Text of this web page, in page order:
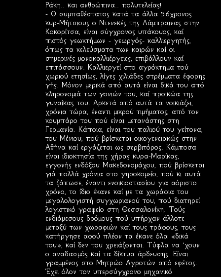
Ράκη.. και ανθρώπινα.. πολυτελείας!
- Ο συμπαθέστατος κατά τα άλλα 56χρονος
κυρ-Μήτσιους ο Ντενεκές της Λάμπραινας στην
Κοκορίτσα, είναι σύγχρονος υπάκουος, καί
πιστός γεωκτήμων - γεωργός- καλλιεργητής,
όπως τα κελεύσματα των καιρών καί οι
σημερινές μονοκαλλιέργειες, επιβάλλουν καί
επιτάσσουν. Καλλιεργεί στο αγρόκτημα τού
χωριού ετησίως, λίγες χιλιάδες στρέμματα έφορης
γής. Μόνον μερικά από αυτά είναι δικά του από
κληρονομιά των γονιών του, καί προικώα της
γυναίκας του. Αρκετά από αυτά τα νοικιάζει,
χρόνια τώρα, έναντι μικρού τιμήματος, από τον
κουμπάρο του πού είναι μετανάστης στη
Γερμανία. Κάποια, είναι του παλιού του γείτονα,
του Μένιου, πού βρίσκεται οικογενειακώς στην
Αθήνα καί εργάζεται ως σερβιτόρος. Κάμποσα
είναι ιδιοκτησία της χήρας κυρα-Μαρίκας,
εγγονής ενδόξου Μακεδονομάχου, πού βρίσκεται
γιά πολλά χρόνια στο γηροκομείο, πού κι αυτά
τα ζάπωσε, έναντι ενοικιοστασίου για αόριστο
χρόνο, το ίδιο έκανε καί με τα χωράφια του
μεγαλολογιστή συγχωριανού του, πού διατηρεί
λογιστικό γραφείο στη Θεσσαλονίκη. Τούς
ενδιάμεσους δρόμους πού υπήρχαν άλλοτε
μεταξύ των χωραφιών καί τους τράφους, τους
κατήργησε αφού πλέον τα έκανε όλα «δικά
του», καί δεν του χρειάζονται. Τύφλα να ‘χουν
ο αναδασμός καί τα δίκτυα άρδευσης. Είναι
γραμμένος στο Μητρώο Αγροτών από εφέτος.
Έχει όλον τον υπερσύγχρονο μηχανικό